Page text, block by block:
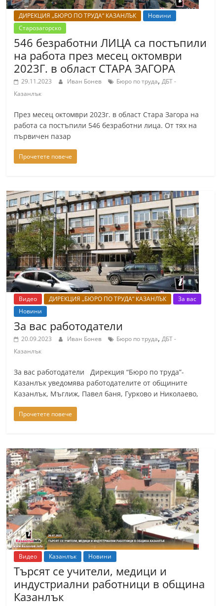
a
z
a
n
l
a
c
o
ДИРЕКЦИЯ „БЮРО ПО ТРУДА“ КАЗАНЛЪК
Новини
Старозагорско
546 безработни ЛИЦА са постъпили
на работа през месец октомври
2023Г. в област СТАРА ЗАГОРА
29.11.2023 Иван Бонев Бюро по труда,ДБТ -
Казанлък
През месец октомври 2023г. в област Стара Загора на
работа са постъпили 546 безработни лица. От тях на
първичен пазар
Прочетете повече
Видео ДИРЕКЦИЯ „БЮРО ПО ТРУДА“ КАЗАНЛЪК
За вас
Новини
За вас работодатели
20.09.2023 Иван Бонев Бюро по труда,ДБТ -
Казанлък
За вас работодатели Дирекция “Бюро по труда”-
Казанлък уведомява работодателите от общините
Казанлък, Мъглиж, Павел баня, Гурково и Николаево,
Прочетете повече
Видео Казанлък Новини
Търсят се учители, медици и
индустриални работници в община
Казанлък